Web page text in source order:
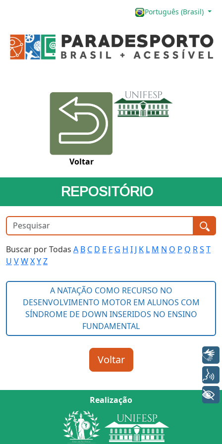
Português (Brasil)
Voltar
REPOSITÓRIO
Buscar por Todas A B C D E F G H I J K L M N O P Q RS T
U VWXYZ
Realização